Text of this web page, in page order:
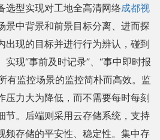
选型实现对工地全高清网络成都视
景中背景和前景目标分离、进而探
出现的目标并进行行为辨认，碰到
现“事前及时记录”、“事中即时报
有监控场景的监控简朴而高效。监
压力大为降低，而不需要每时每刻
节。后端则采用云存储系统，支持
频存储的平安性、稳定性。集中存